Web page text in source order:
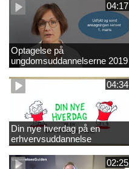
04:17
Optagelse på
ungdomsuddannelserne 2019
04:34
Din nye hverdag på en
erhvervsuddannelse
02:25